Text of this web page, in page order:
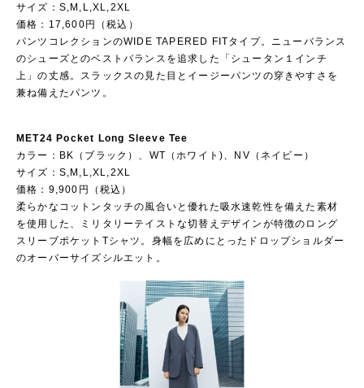
サイズ：S,M,L,XL,2XL
価格：17,600円（税込）
パンツコレクションのWIDE TAPERED FITタイプ。ニューバランス
のシューズとのベストバランスを追求した「シュータン１インチ
上」の丈感。スラックスの見た目とイージーパンツの穿きやすさを
兼ね備えたパンツ。
MET24 Pocket Long Sleeve Tee
カラー：BK（ブラック）、WT（ホワイト)、NV（ネイビー）
サイズ：S,M,L,XL,2XL
価格：9,900円（税込）
柔らかなコットンタッチの風合いと優れた吸水速乾性を備えた素材
を使用した、ミリタリーテイストな切替えデザインが特徴のロング
スリーブポケットTシャツ。身幅を広めにとったドロップショルダー
のオーバーサイズシルエット。